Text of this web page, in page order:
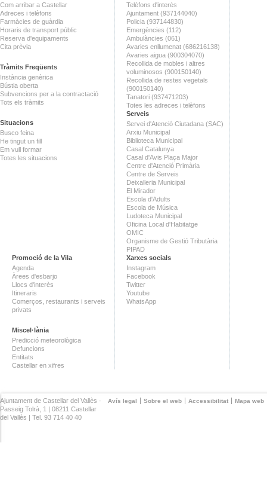
Com arribar a Castellar
Adreces i telèfons
Farmàcies de guàrdia
Horaris de transport públic
Reserva d'equipaments
Cita prèvia
Tràmits Freqüents
Instància genèrica
Bústia oberta
Subvencions per a la contractació
Tots els tràmits
Situacions
Busco feina
He tingut un fill
Em vull formar
Totes les situacions
Telèfons d'interès
Ajuntament (937144040)
Policia (937144830)
Emergències (112)
Ambulàncies (061)
Avaries enllumenat (686216138)
Avaries aigua (900304070)
Recollida de mobles i altres
voluminosos (900150140)
Recollida de restes vegetals
(900150140)
Tanatori (937471203)
Totes les adreces i telèfons
Serveis
Servei d'Atenció Ciutadana (SAC)
Arxiu Municipal
Biblioteca Municipal
Casal Catalunya
Casal d'Avis Plaça Major
Centre d'Atenció Primària
Centre de Serveis
Deixalleria Municipal
El Mirador
Escola d'Adults
Escola de Música
Ludoteca Municipal
Oficina Local d'Habitatge
OMIC
Organisme de Gestió Tributària
PIPAD
Promoció de la Vila
Agenda
Àrees d'esbarjo
Llocs d'interès
Itineraris
Comerços, restaurants i serveis
privats
Miscel·lània
Predicció meteorològica
Defuncions
Entitats
Castellar en xifres
Xarxes socials
Instagram
Facebook
Twitter
Youtube
WhatsApp
Avís legal Sobre el web Accessibilitat Mapa web
Ajuntament de Castellar del Vallès ·
Passeig Tolrà, 1 | 08211 Castellar
del Vallès | Tel. 93 714 40 40